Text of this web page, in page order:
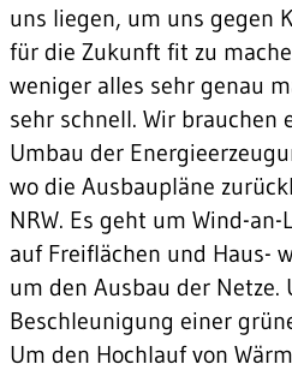
uns liegen, um uns gegen
für die Zukunft fit zu
weniger alles sehr genau
sehr schnell. Wir brauchen
Umbau der
wo die Ausbaupläne
NRW. Es geht um Wind-
auf Freiflächen und Haus-
um den Ausbau der Netze.
Beschleunigung einer
Um den Hochlauf von